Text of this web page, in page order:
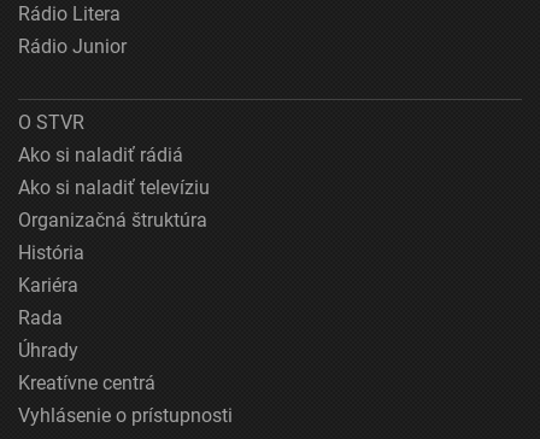
Rádio Litera
Rádio Junior
O STVR
Ako si naladiť rádiá
Ako si naladiť televíziu
Organizačná štruktúra
História
Kariéra
Rada
Úhrady
Kreatívne centrá
Vyhlásenie o prístupnosti